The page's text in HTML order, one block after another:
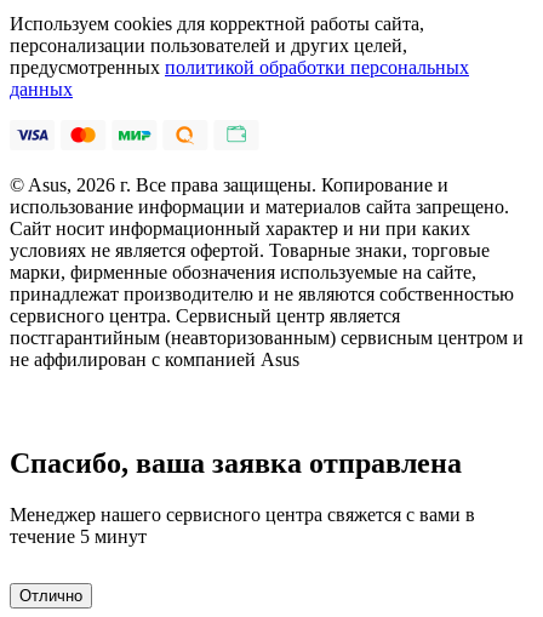
Используем cookies для корректной работы сайта,
персонализации пользователей и других целей,
предусмотренных политикой обработки персональных
данных
© Asus, 2026 г. Все права защищены. Копирование и
использование информации и материалов сайта запрещено.
Сайт носит информационный характер и ни при каких
условиях не является офертой. Товарные знаки, торговые
марки, фирменные обозначения используемые на сайте,
принадлежат производителю и не являются собственностью
сервисного центра. Сервисный центр является
постгарантийным (неавторизованным) сервисным центром и
не аффилирован с компанией Asus
Спасибо, ваша заявка отправлена
Менеджер нашего сервисного центра свяжется с вами в
течение 5 минут
Отлично